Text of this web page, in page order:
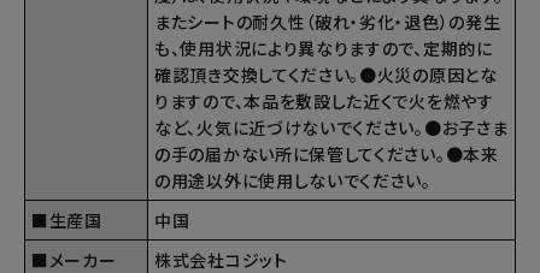
またシートの耐久性（破れ・劣化・退色）の発生
も、使用状況により異なりますので、定期的に
確認頂き交換してください。●火災の原因とな
りますので、本品を敷設した近くで火を燃やす
など、火気に近づけないでください。●お子さま
の手の届かない所に保管してください。●本来
の用途以外に使用しないでください。
■生産国
中国
■メーカー
株式会社コジット